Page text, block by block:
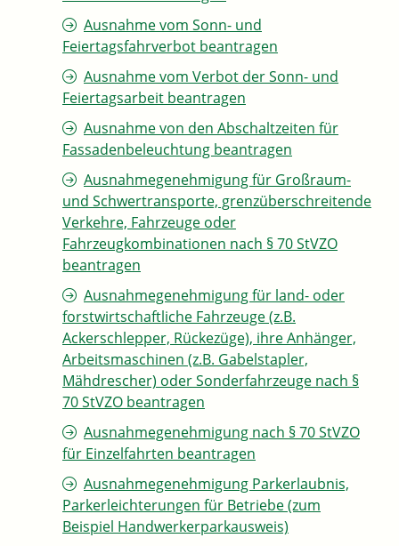
Ausnahme vom Sonn- und
Feiertagsfahrverbot beantragen
Ausnahme vom Verbot der Sonn- und
Feiertagsarbeit beantragen
Ausnahme von den Abschaltzeiten für
Fassadenbeleuchtung beantragen
Ausnahmegenehmigung für Großraum-
und Schwertransporte, grenzüberschreitende
Verkehre, Fahrzeuge oder
Fahrzeugkombinationen nach § 70 StVZO
beantragen
Ausnahmegenehmigung für land- oder
forstwirtschaftliche Fahrzeuge (z.B.
Ackerschlepper, Rückezüge), ihre Anhänger,
Arbeitsmaschinen (z.B. Gabelstapler,
Mähdrescher) oder Sonderfahrzeuge nach §
70 StVZO beantragen
Ausnahmegenehmigung nach § 70 StVZO
für Einzelfahrten beantragen
Ausnahmegenehmigung Parkerlaubnis,
Parkerleichterungen für Betriebe (zum
Beispiel Handwerkerparkausweis)